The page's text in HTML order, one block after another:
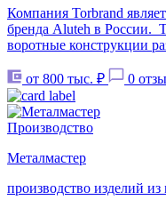
Компания Torbrand
бренда Aluteh в России.
воротные конструкции
от 800 тыс. ₽ 0
Производство
Металмастер
производство изделий из